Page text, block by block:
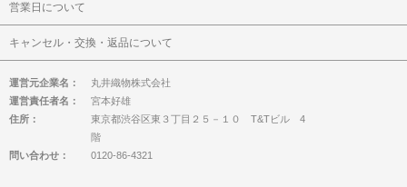
営業日について
キャンセル・交換・返品について
運営元企業名：
丸井織物株式会社
運営責任者名：
宮本好雄
住所：
東京都渋谷区東３丁目２５－１０ T&Tビル 4
階
問い合わせ：
0120-86-4321